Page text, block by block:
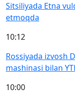
Sitsiliyada Etna
etmoqda
10:12
Rossiyada izvosh
mashinasi bilan
10:00